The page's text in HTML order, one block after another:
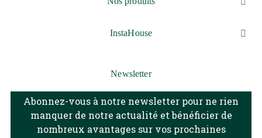
InstaHouse 
Newsletter
Abonnez-vous à notre newsletter pour ne rien
manquer de notre actualité et bénéficier de
nombreux avantages sur vos prochaines